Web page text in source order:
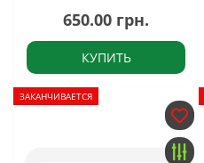
650.00 грн.
КУПИТЬ
ЗАКАНЧИВАЕТСЯ